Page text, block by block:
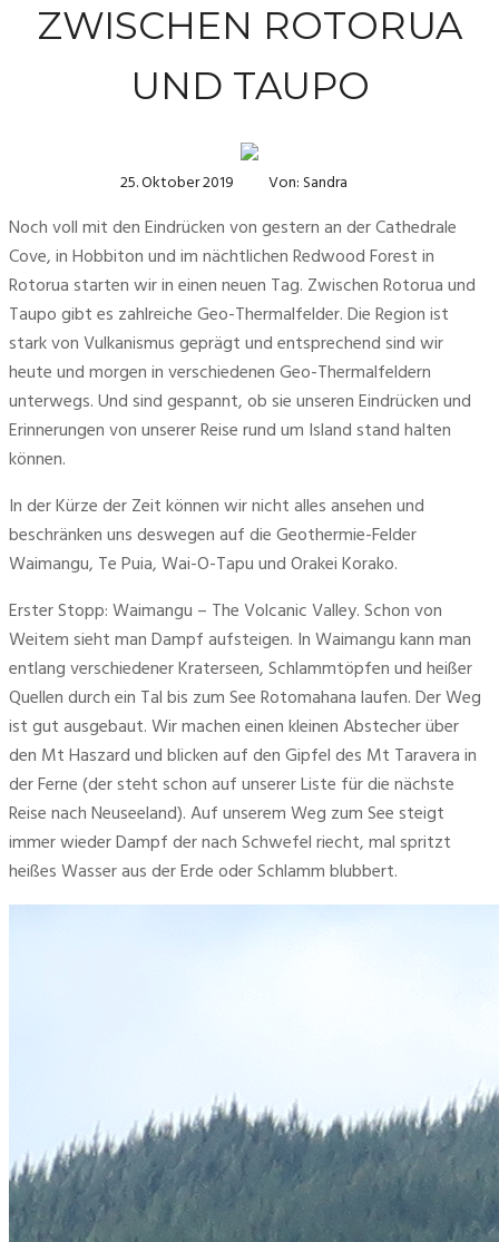
WISCHEN ROTORUA U
ND TAUPO
25. Oktober 2019 Von: Sandra
Noch voll mit den Eindrücken von gestern an der Cathedrale
Cove, in Hobbiton und im nächtlichen Redwood Forest in
Rotorua starten wir in einen neuen Tag. Zwischen Rotorua und
Taupo gibt es zahlreiche Geo-Thermalfelder. Die Region ist
stark von Vulkanismus geprägt und entsprechend sind wir
heute und morgen in verschiedenen Geo-Thermalfeldern
unterwegs. Und sind gespannt, ob sie unseren Eindrücken und
Erinnerungen von unserer Reise rund um Island stand halten
können.
In der Kürze der Zeit können wir nicht alles ansehen und
beschränken uns deswegen auf die Geothermie-Felder
Waimangu, Te Puia, Wai-O-Tapu und Orakei Korako.
Erster Stopp: Waimangu – The Volcanic Valley. Schon von
Weitem sieht man Dampf aufsteigen. In Waimangu kann man
entlang verschiedener Kraterseen, Schlammtöpfen und heißer
Quellen durch ein Tal bis zum See Rotomahana laufen. Der Weg
ist gut ausgebaut. Wir machen einen kleinen Abstecher über
den Mt Haszard und blicken auf den Gipfel des Mt Taravera in
der Ferne (der steht schon auf unserer Liste für die nächste
Reise nach Neuseeland). Auf unserem Weg zum See steigt
immer wieder Dampf der nach Schwefel riecht, mal spritzt
heißes Wasser aus der Erde oder Schlamm blubbert.